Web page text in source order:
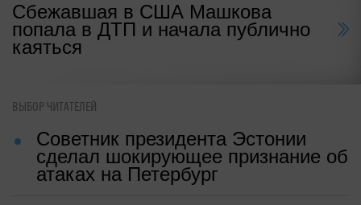
Сбежавшая в США Машкова
попала в ДТП и начала публично
каяться
ВЫБОР ЧИТАТЕЛЕЙ
Советник президента Эстонии
сделал шокирующее признание об
атаках на Петербург